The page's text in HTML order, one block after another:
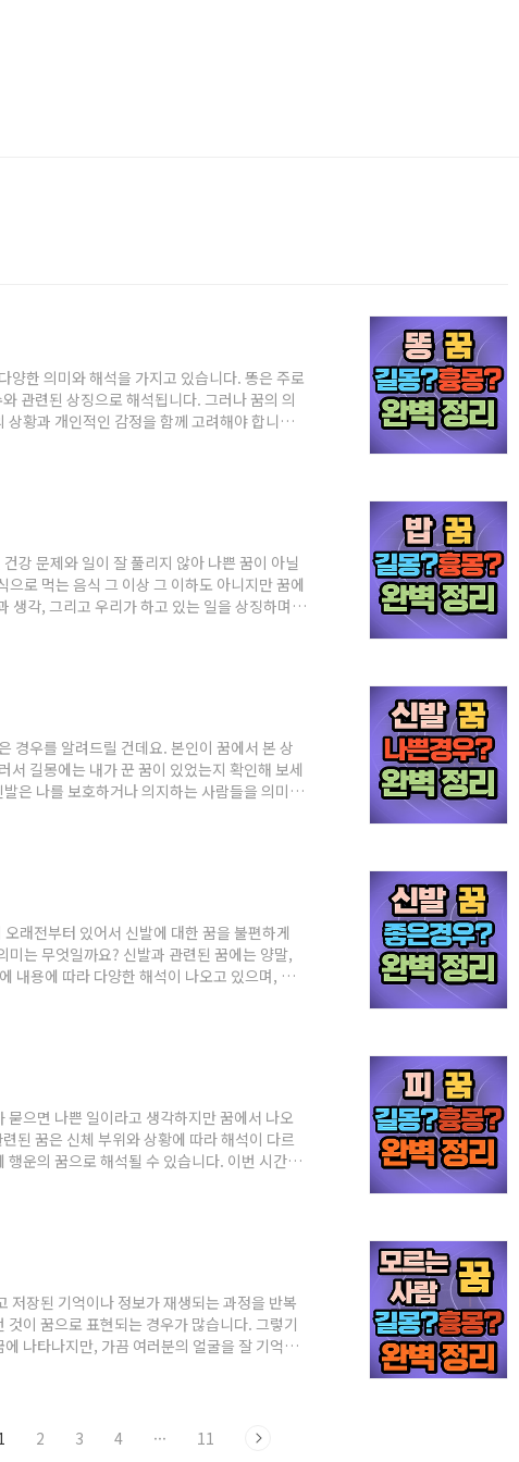
양한 의미와 해석을 가지고 있습니다. 똥은 주로
관련된 상징으로 해석됩니다. 그러나 꿈의 의
황과 개인적인 감정을 함께 고려해야 합니다.
여러분이 똥을 보는 동안 역겹고 불쾌한 감정
자신의 행동이나 선택에 대한 후회와 자기 결정
강 문제와 일이 잘 풀리지 않아 나쁜 꿈이 아닐
로 먹는 음식 그 이상 그 이하도 아니지만 꿈에
생각, 그리고 우리가 하고 있는 일을 상징하며
우 *밥 먹는 꿈 함께 어떤 음식을 먹었는지 기억
느끼면 반대로 해석할 수 있습니다.) *고기 먹
경우를 알려드릴 건데요. 본인이 꿈에서 본 상
서 길몽에는 내가 꾼 꿈이 있었는지 확인해 보세
은 나를 보호하거나 의지하는 사람들을 의미하
켤레만 갖는 것은 의미가 없기 때문에 신발을
신발이 없어져서 당황스럽고 주변을 찾는 꿈이
래전부터 있어서 신발에 대한 꿈을 불편하게
는 무엇일까요? 신발과 관련된 꿈에는 양말,
내용에 따라 다양한 해석이 나오고 있으며, 나
무언가를 얻는 꿈은 부나 명예를 의미하고,
발을 신지도 만지지도 않고 그냥 보고만 있는 꿈
으면 나쁜 일이라고 생각하지만 꿈에서 나오
된 꿈은 신체 부위와 상황에 따라 해석이 다르
운의 꿈으로 해석될 수 있습니다. 이번 시간에
생각하지만 꿈에서는 코피가 펑펑 흐를수록
꿈으로 자신이 노력한 만큼 지위가 올라가기 때
저장된 기억이나 정보가 재생되는 과정을 반복
이 꿈으로 표현되는 경우가 많습니다. 그렇기
나타나지만, 가끔 여러분의 얼굴을 잘 기억하
다. 모르는 사람 꿈 좋은 경우 *모르는 사람과
나거나 부운이 높아진다고 생각합니다. *모르
2 3 4 ··· 11